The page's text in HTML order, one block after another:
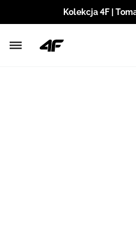
Kolekcja 4F |